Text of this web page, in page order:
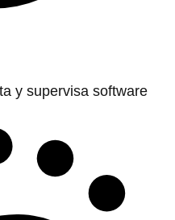
y supervisa software